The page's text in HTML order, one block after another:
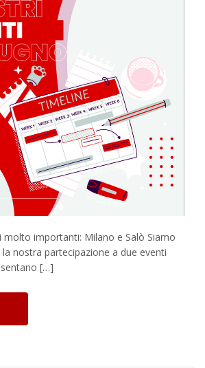
molto importanti: Milano e Salò Siamo
nostra partecipazione a due eventi
[…]